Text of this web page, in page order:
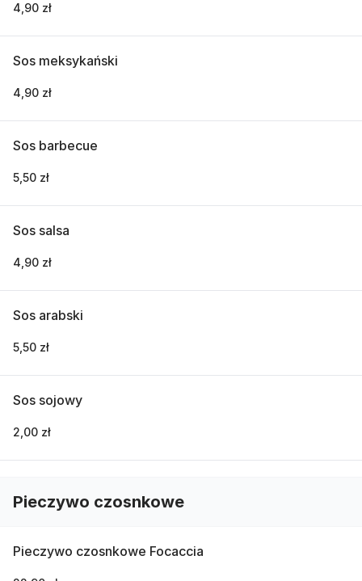
4,90 zł
Sos meksykański
4,90 zł
Sos barbecue
5,50 zł
Sos salsa
4,90 zł
Sos arabski
5,50 zł
Sos sojowy
2,00 zł
Pieczywo czosnkowe
Pieczywo czosnkowe Focaccia